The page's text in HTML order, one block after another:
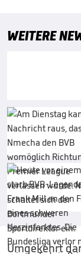
WEITERE
Umgekehrt